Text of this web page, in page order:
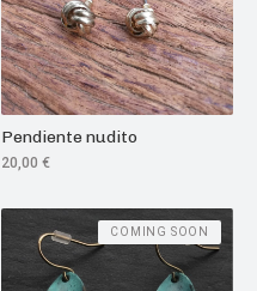
Pendiente nudito
20,00 €
COMING SOON